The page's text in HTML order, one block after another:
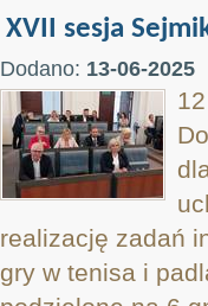
XVII sesja
Dodano: 13-06-2025
realizację zadań
gry w tenisa i